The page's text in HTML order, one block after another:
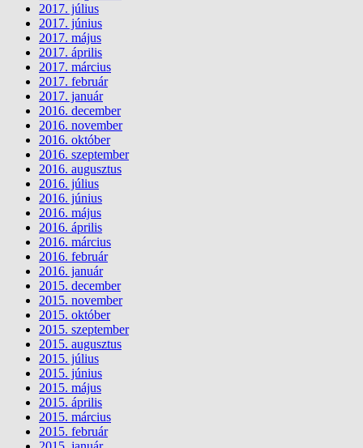
2017. július
2017. június
2017. május
2017. április
2017. március
2017. február
2017. január
2016. december
2016. november
2016. október
2016. szeptember
2016. augusztus
2016. július
2016. június
2016. május
2016. április
2016. március
2016. február
2016. január
2015. december
2015. november
2015. október
2015. szeptember
2015. augusztus
2015. július
2015. június
2015. május
2015. április
2015. március
2015. február